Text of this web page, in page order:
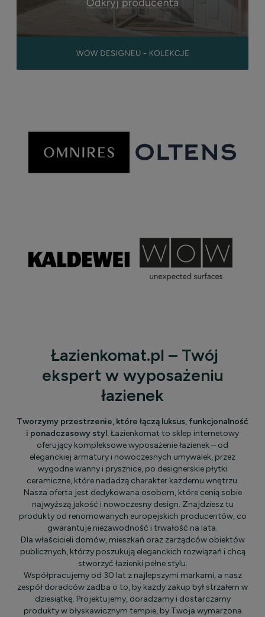
Łazienkomat.pl – Twój
ekspert w wyposażeniu
łazienek
Tworzymy przestrzenie, które łączą luksus, funkcjonalność
i ponadczasowy styl.Łazienkomat to sklep internetowy
oferujący kompleksowe wyposażenie łazienek – od
eleganckiej armatury i nowoczesnych umywalek, przez
wygodne wanny i prysznice, po designerskie płytki
ceramiczne, które nadadzą charakter każdemu wnętrzu.
Nasza oferta jest dedykowana osobom, które cenią sobie
najwyższą jakość i nowoczesny design. Znajdziesz tu
produkty od renomowanych europejskich producentów, co
gwarantuje niezawodność i trwałość na lata.
Dla właścicieli domów, mieszkań oraz zarządców obiektów
publicznych, którzy poszukują eleganckich rozwiązań i chcą
stworzyć łazienki pełne stylu.
Współpracujemy od 30 lat z najlepszymi markami, a nasz
zespół doradców zadba o to, by każdy zakup był strzałem w
dziesiątkę. Projektujemy, doradzamy i dostarczamy
produkty w błyskawicznym tempie, by Twoja wymarzona